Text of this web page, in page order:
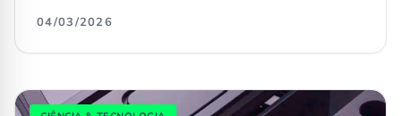
04/03/2026